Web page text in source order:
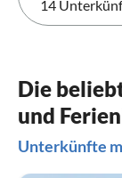
14
Die
und
Unterkünfte